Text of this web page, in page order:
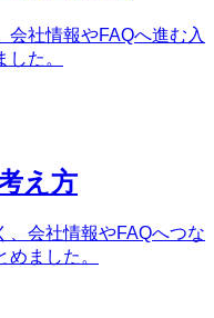
会社情報やFAQへ進む入
た。
え方
、会社情報やFAQへつな
ました。